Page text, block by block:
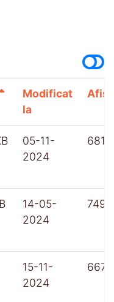
Modificat
la
05-11-
2024
681
14-05-
2024
749
15-11-
2024
667